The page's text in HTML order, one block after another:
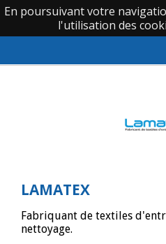
En poursuivant votre
l'utilisation des
Accueil › Les grandes marques
LAMATEX
Fabriquant de textiles
nettoyage.